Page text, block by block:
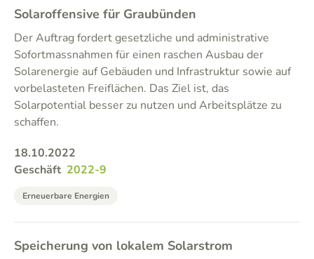
Solaroffensive für Graubünden
Der Auftrag fordert gesetzliche und administrative
Sofortmassnahmen für einen raschen Ausbau der
Solarenergie auf Gebäuden und Infrastruktur sowie auf
vorbelasteten Freiflächen. Das Ziel ist, das
Solarpotential besser zu nutzen und Arbeitsplätze zu
schaffen.
18.10.2022
Geschäft 2022-9
Erneuerbare Energien
Speicherung von lokalem Solarstrom